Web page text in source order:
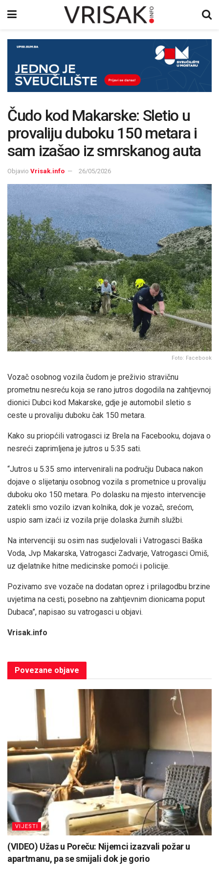
Čudo kod Makarske: Sletio u
provaliju duboku 150 metara i
sam izašao iz smrskanog auta
Objavio Vrisak.info 26/05/2026
Foto: Facebook
Vozač osobnog vozila čudom je preživio stravičnu
prometnu nesreću koja se rano jutros dogodila na zahtjevnoj
dionici Dubci kod Makarske, gdje je automobil sletio s
ceste u provaliju duboku čak 150 metara.
Kako su priopćili vatrogasci iz Brela na Facebooku, dojava o
nesreći zaprimljena je jutros u 5:35 sati.
“Jutros u 5.35 smo intervenirali na području Dubaca nakon
dojave o slijetanju osobnog vozila s prometnice u provaliju
duboku oko 150 metara. Po dolasku na mjesto intervencije
zatekli smo vozilo izvan kolnika, dok je vozač, srećom,
uspio sam izaći iz vozila prije dolaska žurnih službi.
Na intervenciji su osim nas sudjelovali i Vatrogasci Baška
Voda, Jvp Makarska, Vatrogasci Zadvarje, Vatrogasci Omiš,
uz djelatnike hitne medicinske pomoći i policije.
Pozivamo sve vozače na dodatan oprez i prilagodbu brzine
uvjetima na cesti, posebno na zahtjevnim dionicama poput
Dubaca”, napisao su vatrogasci u objavi.
Vrisak.info
Povezane objave
VIJESTI
(VIDEO) Užas u Poreču: Nijemci izazvali požar u
apartmanu, pa se smijali dok je gorio